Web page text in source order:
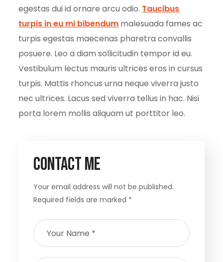
egestas dui id ornare arcu odio. Taucibus
turpis in eu mi bibendum malesuada fames ac
turpis egestas maecenas pharetra convallis
posuere. Leo a diam sollicitudin tempor id eu.
Vestibulum lectus mauris ultrices eros in cursus
turpis. Mattis rhoncus urna neque viverra justo
nec ultrices. Lacus sed viverra tellus in hac. Nisi
porta lorem mollis aliquam ut porttitor leo.
Contact Me
Your email address will not be published.
Required fields are marked *